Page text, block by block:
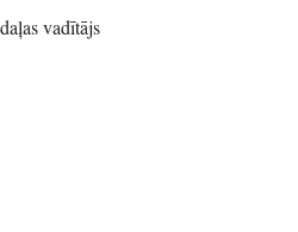
vadītājs